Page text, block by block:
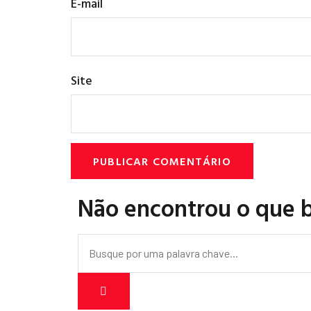
Site
Não encontrou o que